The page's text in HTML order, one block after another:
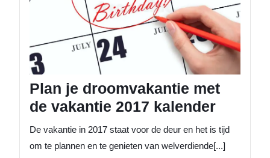
Plan je droomvakantie met
de vakantie 2017 kalender
De vakantie in 2017 staat voor de deur en het is tijd
om te plannen en te genieten van welverdiende[...]